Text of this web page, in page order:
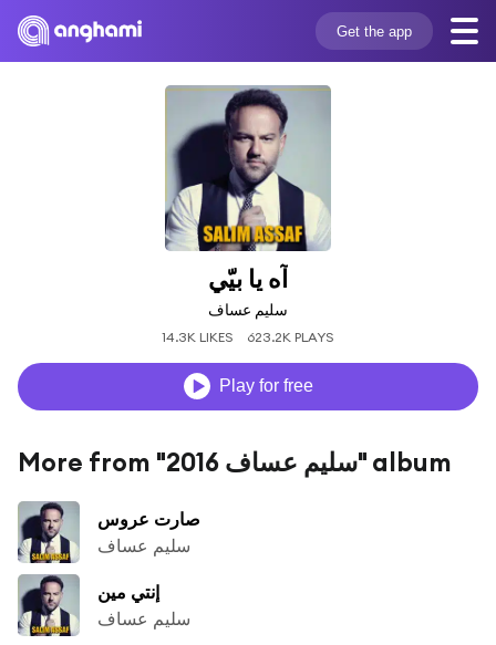
Get the app
آه يا بيّي
سليم عساف
14.3K LIKES 623.2K PLAYS
Play for free
More from "سليم عساف 2016" album
صارت عروس
سليم عساف
إنتي مين
سليم عساف